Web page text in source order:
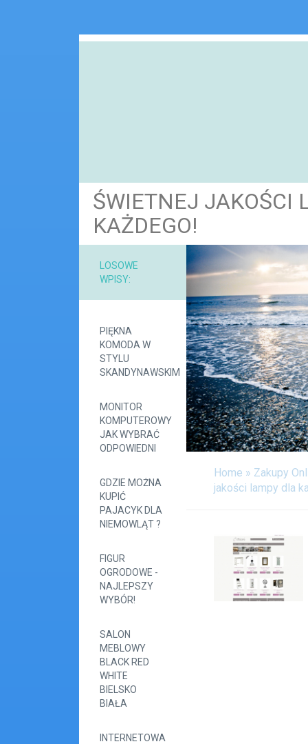
ŚWIETNEJ JAKOŚCI
KAŻDEGO!
LOSOWE
WPISY:
PIĘKNA
KOMODA W
STYLU
SKANDYNAWSKIM
MONITOR
KOMPUTEROWY
JAK WYBRAĆ
ODPOWIEDNI
GDZIE MOŻNA
KUPIĆ
PAJACYK DLA
NIEMOWLĄT ?
FIGUR
OGRODOWE -
NAJLEPSZY
WYBÓR!
SALON
MEBLOWY
BLACK RED
WHITE
BIELSKO
BIAŁA
INTERNETOWA
Home » Zakupy
jakości lampy dla